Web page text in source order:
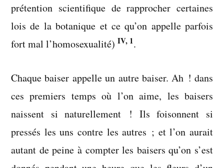
prétention scientifique de rapprocher certaines
lois de la botanique et ce qu’on appelle parfois
fort mal l’homosexualité) IV, 1.
Chaque baiser appelle un autre baiser. Ah ! dans
ces premiers temps où l’on aime, les baisers
naissent si naturellement ! Ils foisonnent si
pressés les uns contre les autres ; et l’on aurait
autant de peine à compter les baisers qu’on s’est